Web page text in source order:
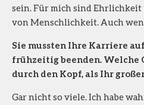
sein. Für mich sind
von Menschlichkeit. Auch
Sie mussten Ihre Karriere
frühzeitig beenden. Welche
durch den Kopf, als Ihr
Gar nicht so viele. Ich habe